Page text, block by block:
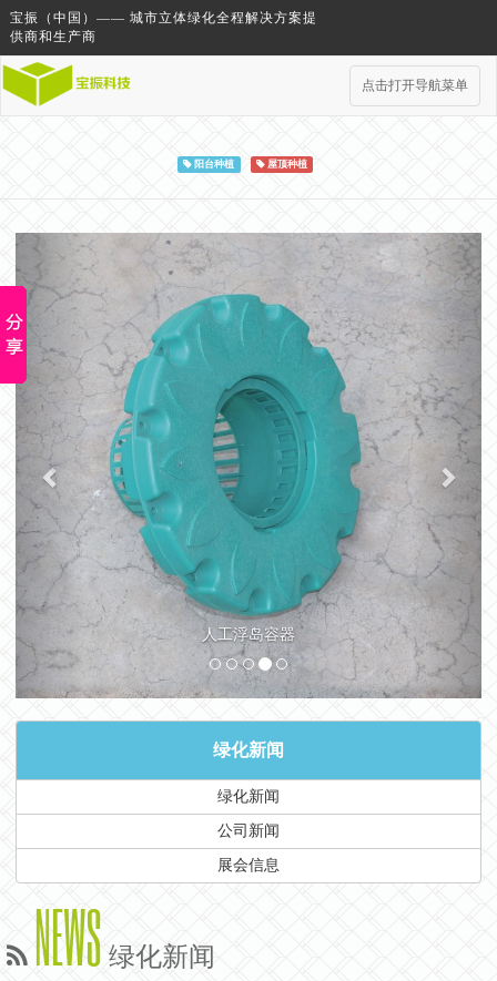
宝振（中国）—— 城市立体绿化全程解决方案提
供商和生产商
点击打开导航菜单
阳台种植 屋顶种植
人工浮岛容器
Previous Next
绿化新闻
绿化新闻
公司新闻
展会信息
NEWS 绿化新闻